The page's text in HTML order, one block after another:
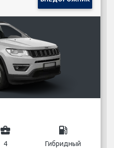
business_center
4
local_gas_station
Гибридный